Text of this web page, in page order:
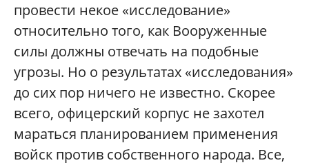
провести некое «исследование»
относительно того, как Вооруженные
силы должны отвечать на подобные
угрозы. Но о результатах «исследования»
до сих пор ничего не известно. Скорее
всего, офицерский корпус не захотел
мараться планированием применения
войск против собственного народа. Все,